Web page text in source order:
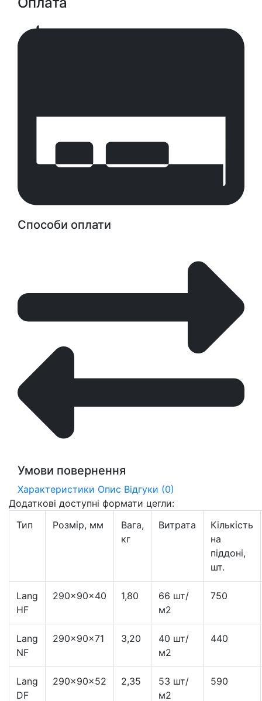
Способи оплати
Умови повернення
Характеристики Опис Відгуки (0)
Додаткові доступні формати цегли:
Тип
Розмір, мм
Вага,
кг
Витрата
Кількість
на
піддоні,
шт.
Lang
HF
290×90×40 1,80
66 шт/
м2
750
Lang
NF
290×90×71 3,20
40 шт/
м2
440
Lang
DF
290×90×52 2,35
53 шт/
м2
590